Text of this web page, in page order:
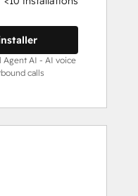
Agent AI - AI voice
calls